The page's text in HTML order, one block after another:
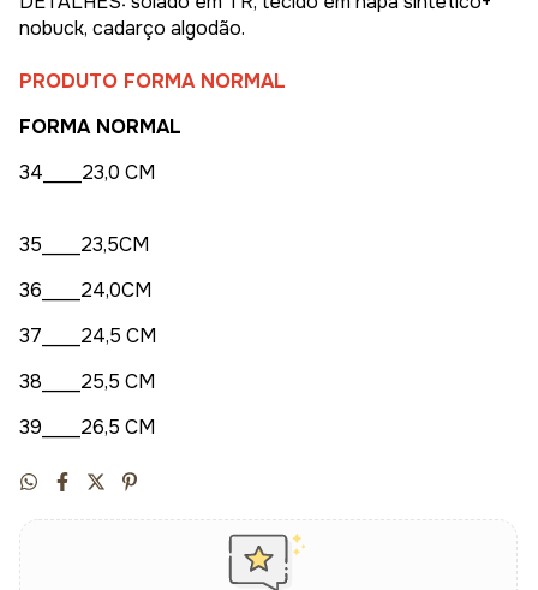
nobuck, cadarço algodão.
PRODUTO FORMA NORMAL
FORMA NORMAL
34____23,0 CM
35____23,5CM
36____24,0CM
37____24,5 CM
38____25,5 CM
39____26,5 CM